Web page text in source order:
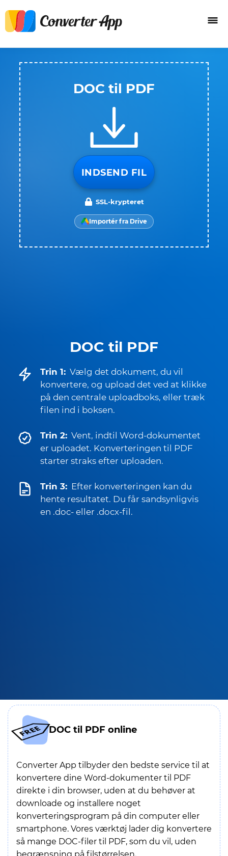
DOC til PDF
Trin 1: Vælg det dokument, du vil
konvertere, og upload det ved at klikke
på den centrale uploadboks, eller træk
filen ind i boksen.
Trin 2: Vent, indtil Word-dokumentet
er uploadet. Konverteringen til PDF
starter straks efter uploaden.
Trin 3: Efter konverteringen kan du
hente resultatet. Du får sandsynligvis
en .doc- eller .docx-fil.
DOC til PDF
INDSEND FIL
SSL-krypteret
Importér fra Drive
DOC til PDF online
Converter App tilbyder den bedste service til at
konvertere dine Word-dokumenter til PDF
direkte i din browser, uden at du behøver at
downloade og installere noget
konverteringsprogram på din computer eller
smartphone. Vores værktøj lader dig konvertere
så mange DOC-filer til PDF, som du vil, uden